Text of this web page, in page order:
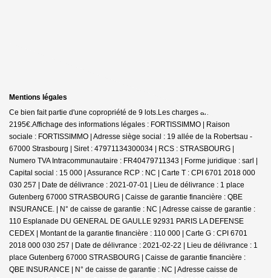
Mentions légales
Ce bien fait partie d'une copropriété de 9 lots.Les charges annuelles sont de
2195€.Affichage des informations légales : FORTISSIMMO | Raison
sociale : FORTISSIMMO | Adresse siège social : 19 allée de la Robertsau -
67000 Strasbourg | Siret : 47971134300034 | RCS : STRASBOURG |
Numero TVA Intracommunautaire : FR40479711343 | Forme juridique : sarl |
Capital social : 15 000 | Assurance RCP : NC | Carte T : CPI 6701 2018 000
030 257 | Date de délivrance : 2021-07-01 | Lieu de délivrance : 1 place
Gutenberg 67000 STRASBOURG | Caisse de garantie financière : QBE
INSURANCE. | N° de caisse de garantie : NC | Adresse caisse de garantie :
110 Esplanade DU GENERAL DE GAULLE 92931 PARIS LA DEFENSE
CEDEX | Montant de la garantie financière : 110 000 | Carte G : CPI 6701
2018 000 030 257 | Date de délivrance : 2021-02-22 | Lieu de délivrance : 1
place Gutenberg 67000 STRASBOURG | Caisse de garantie financière :
QBE INSURANCE | N° de caisse de garantie : NC | Adresse caisse de